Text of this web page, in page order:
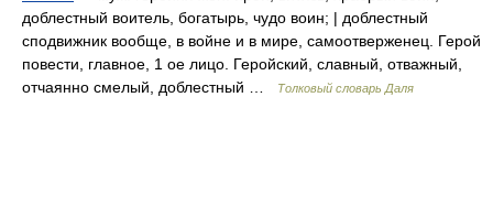
доблестный воитель, богатырь, чудо воин; | доблестный
сподвижник вообще, в войне и в мире, самоотверженец. Герой
повести, главное, 1 ое лицо. Геройский, славный, отважный,
отчаянно смелый, доблестный …
Толковый словарь Даля